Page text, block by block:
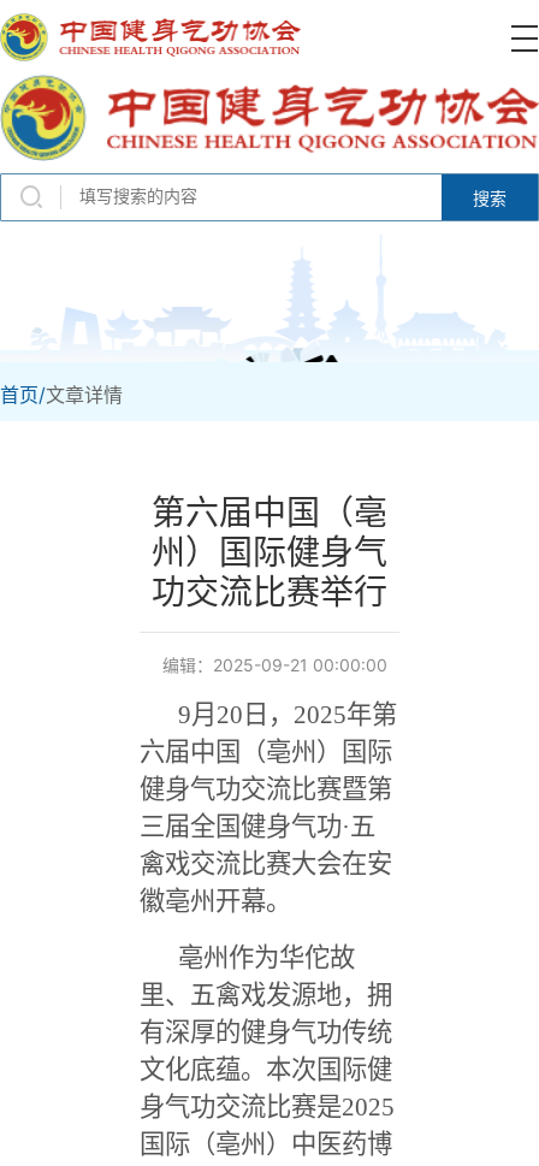
搜索
首页/文章详情
第六届中国（亳
州）国际健身气
功交流比赛举行
编辑：2025-09-21 00:00:00
9月 20 日， 2025年第
六届中国（亳州）国际
健身气功交流比赛暨第
三届全国健身气功·五
禽戏交流比赛大会在安
徽亳州开幕。
亳州作为华佗故
里、五禽戏发源地，拥
有深厚的健身气功传统
文化底蕴。本次国际健
身气功交流比赛是2025
国际（亳州）中医药博